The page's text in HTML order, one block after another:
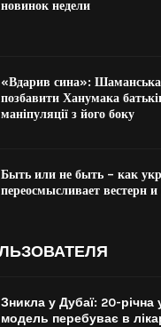
новинок недели
«Вдарив сина»: Шаманська
позбавити Ханумака
маніпуляції з його боку
Быть или не быть – как
переосмысливает вестерн
Зникла у Дубаї: 20-річна
модель перебуває в